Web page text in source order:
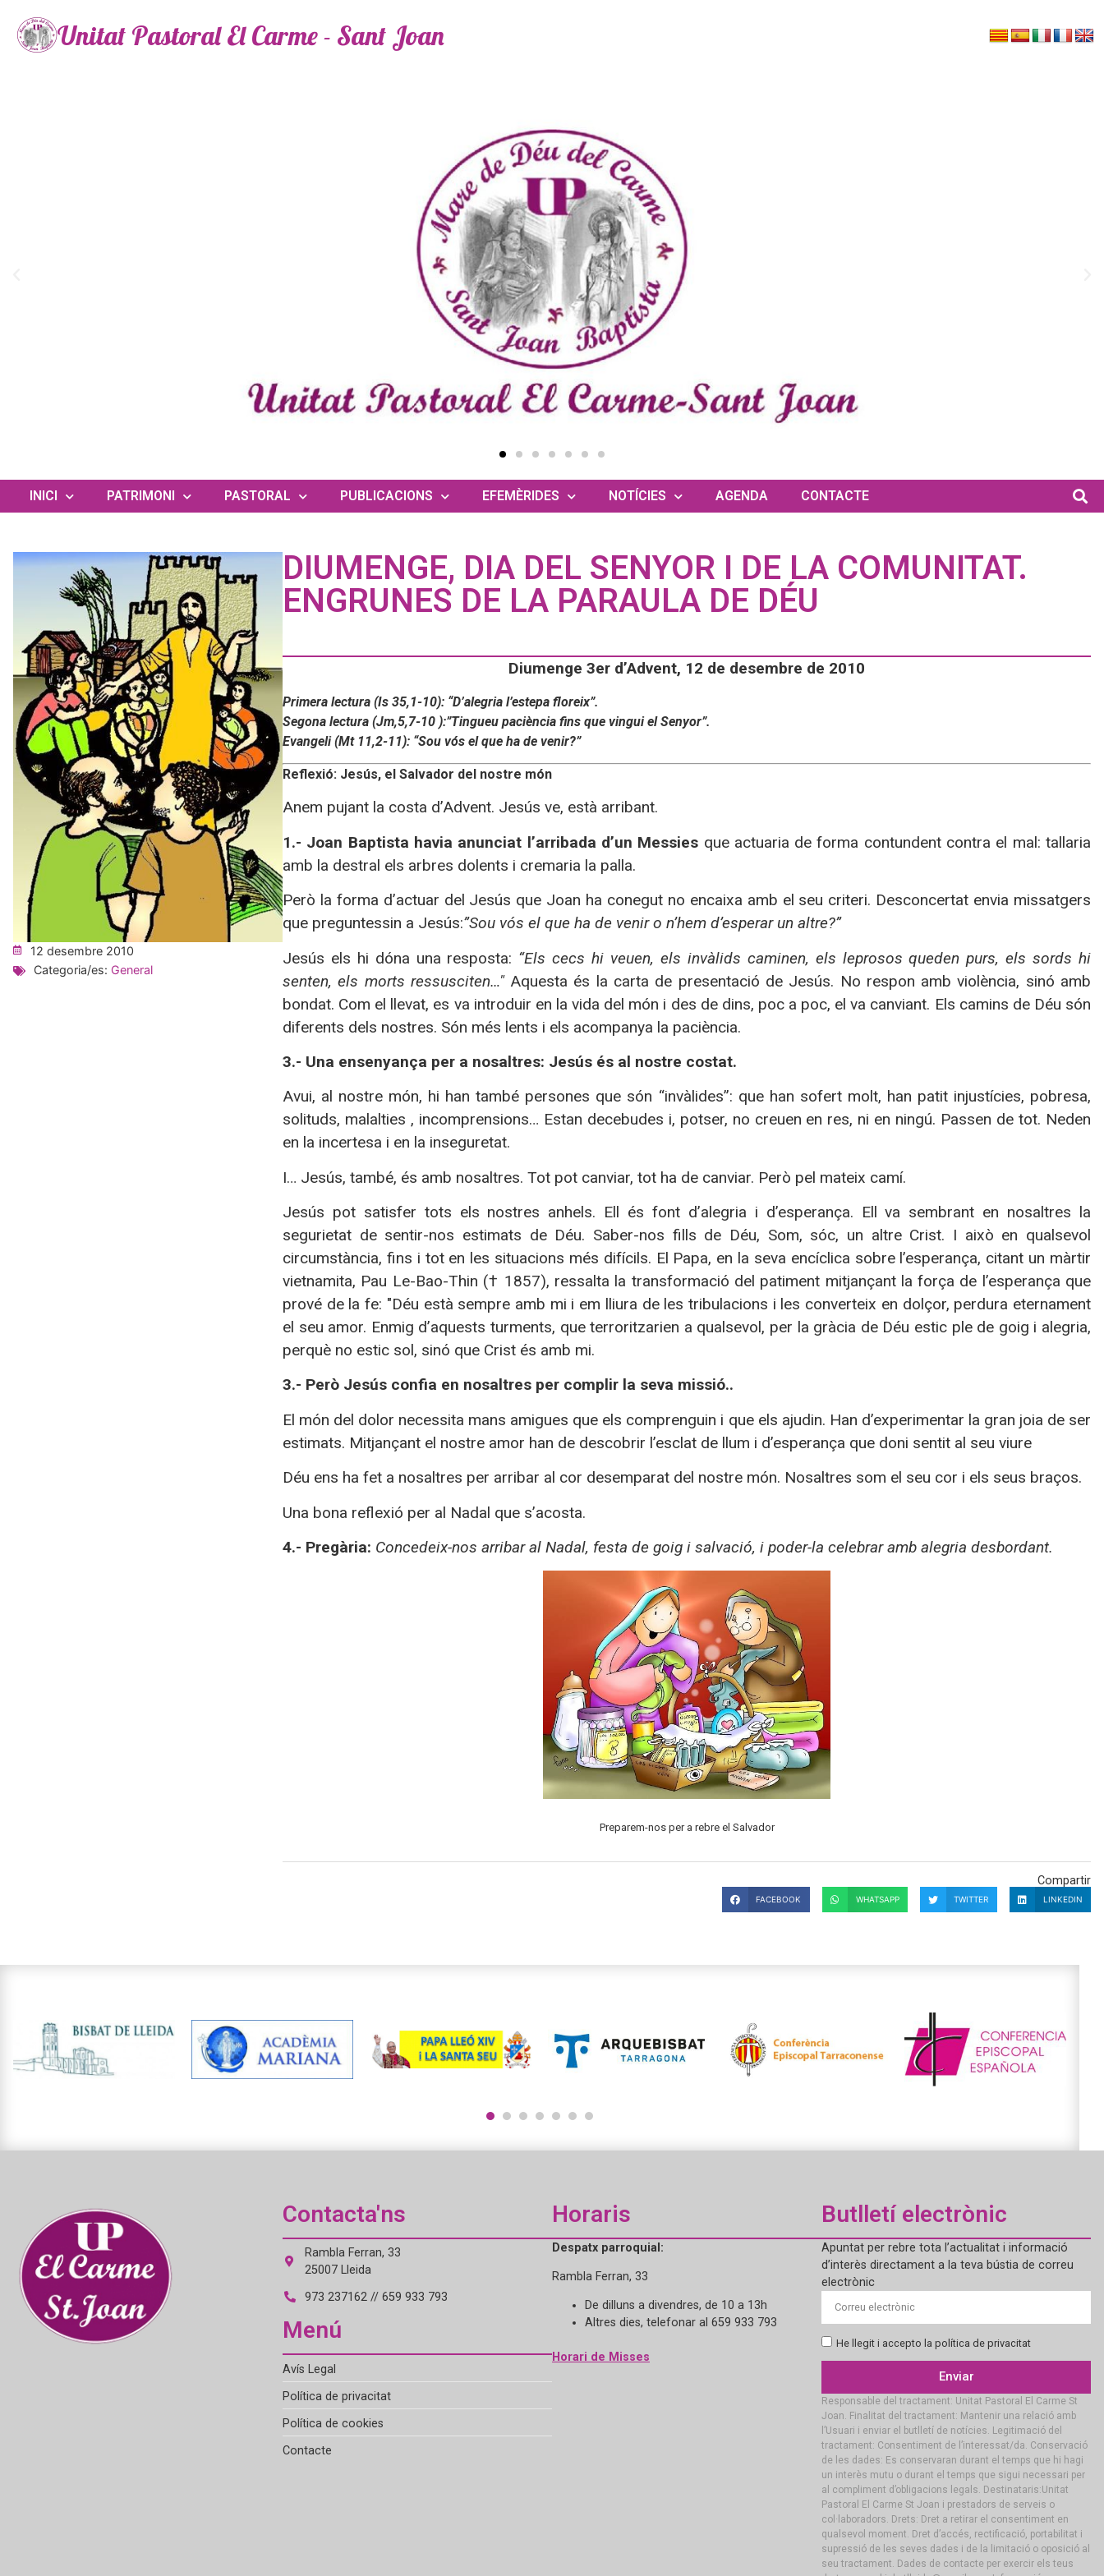
Unitat Pastoral El Carme - Sant Joan
INICI PATRIMONI PASTORAL PUBLICACIONS EFEMÈRIDES NOTÍCIES AGENDA CONTACTE
12 desembre 2010
Categoria/es: General
DIUMENGE, DIA DEL SENYOR I DE LA COMUNITAT.
ENGRUNES DE LA PARAULA DE DÉU
Diumenge 3er d’Advent, 12 de desembre de 2010
Primera lectura (Is 35,1-10): “D’alegria l’estepa floreix”.
Segona lectura (Jm,5,7-10 ):”Tingueu paciència fins que vingui el Senyor”.
Evangeli (Mt 11,2-11): “Sou vós el que ha de venir?”
Reflexió: Jesús, el Salvador del nostre món
Anem pujant la costa d’Advent. Jesús ve, està arribant.
1.- Joan Baptista havia anunciat l’arribada d’un Messies que actuaria de forma contundent contra el mal: tallaria
amb la destral els arbres dolents i cremaria la palla.
Però la forma d’actuar del Jesús que Joan ha conegut no encaixa amb el seu criteri. Desconcertat envia missatgers
que preguntessin a Jesús:”Sou vós el que ha de venir o n’hem d’esperar un altre?”
Jesús els hi dóna una resposta: “Els cecs hi veuen, els invàlids caminen, els leprosos queden purs, els sords hi
senten, els morts ressusciten…"Aquesta és la carta de presentació de Jesús. No respon amb violència, sinó amb
bondat. Com el llevat, es va introduir en la vida del món i des de dins, poc a poc, el va canviant. Els camins de Déu són
diferents dels nostres. Són més lents i els acompanya la paciència.
3.- Una ensenyança per a nosaltres: Jesús és al nostre costat.
Avui, al nostre món, hi han també persones que són “invàlides”: que han sofert molt, han patit injustícies, pobresa,
solituds, malalties , incomprensions… Estan decebudes i, potser, no creuen en res, ni en ningú. Passen de tot. Neden
en la incertesa i en la inseguretat.
I… Jesús, també, és amb nosaltres. Tot pot canviar, tot ha de canviar. Però pel mateix camí.
Jesús pot satisfer tots els nostres anhels. Ell és font d’alegria i d’esperança. Ell va sembrant en nosaltres la
segurietat de sentir-nos estimats de Déu. Saber-nos fills de Déu, Som, sóc, un altre Crist. I això en qualsevol
circumstància, fins i tot en les situacions més difícils. El Papa, en la seva encíclica sobre l’esperança, citant un màrtir
vietnamita, Pau Le-Bao-Thin († 1857), ressalta la transformació del patiment mitjançant la força de l’esperança que
prové de la fe: "Déu està sempre amb mi i em lliura de les tribulacions i les converteix en dolçor, perdura eternament
el seu amor. Enmig d’aquests turments, que terroritzarien a qualsevol, per la gràcia de Déu estic ple de goig i alegria,
perquè no estic sol, sinó que Crist és amb mi.
3.- Però Jesús confia en nosaltres per complir la seva missió..
El món del dolor necessita mans amigues que els comprenguin i que els ajudin. Han d’experimentar la gran joia de ser
estimats. Mitjançant el nostre amor han de descobrir l’esclat de llum i d’esperança que doni sentit al seu viure
Déu ens ha fet a nosaltres per arribar al cor desemparat del nostre món. Nosaltres som el seu cor i els seus braços.
Una bona reflexió per al Nadal que s’acosta.
4.- Pregària: Concedeix-nos arribar al Nadal, festa de goig i salvació, i poder-la celebrar amb alegria desbordant.
Preparem-nos per a rebre el Salvador
Compartir
FACEBOOK WHATSAPP TWITTER LINKEDIN
Contacta'ns
Rambla Ferran, 33
25007 Lleida
973 237162 // 659 933 793
Menú
Avís Legal
Política de privacitat
Política de cookies
Contacte
Horaris
Despatx parroquial:
Rambla Ferran, 33
De dilluns a divendres, de 10 a 13h
Altres dies, telefonar al 659 933 793
Horari de Misses
Butlletí electrònic
Apuntat per rebre tota l’actualitat i informació
d’interès directament a la teva bústia de correu
electrònic
He llegit i accepto la política de privacitat
Enviar
Responsable del tractament: Unitat Pastoral El Carme St
Joan. Finalitat del tractament: Mantenir una relació amb
l’Usuari i enviar el butlletí de notícies. Legitimació del
tractament: Consentiment de l’interessat/da. Conservació
de les dades: Es conservaran durant el temps que hi hagi
un interès mutu o durant el temps que sigui necessari per
al compliment d’obligacions legals. Destinataris:Unitat
Pastoral El Carme St Joan i prestadors de serveis o
col·laboradors. Drets: Dret a retirar el consentiment en
qualsevol moment. Dret d’accés, rectificació, portabilitat i
supressió de les seves dades i de la limitació o oposició al
seu tractament. Dades de contacte per exercir els teus